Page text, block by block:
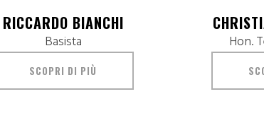
RICCARDO BIANCHI
Basista
SCOPRI DI PIÙ
Hon.